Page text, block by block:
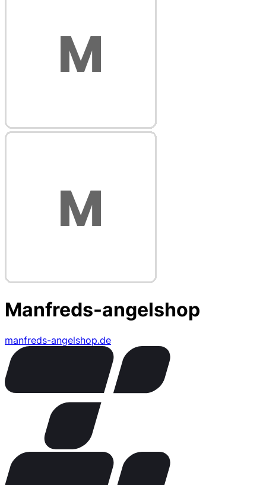
Manfreds-angelshop
manfreds-angelshop.de